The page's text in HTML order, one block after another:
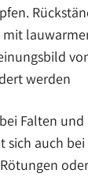
werden
Falten
sich auch